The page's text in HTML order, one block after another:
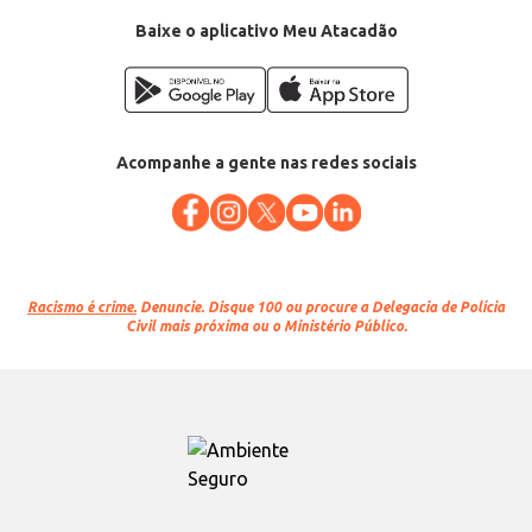
Baixe o aplicativo Meu Atacadão
Acompanhe a gente nas redes sociais
Racismo é crime. Denuncie. Disque 100 ou procure a Delegacia de Polícia
Civil mais próxima ou o Ministério Público.